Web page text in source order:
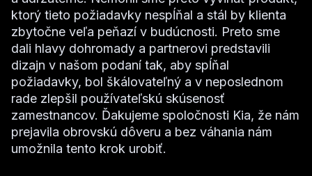
ktorý tieto požiadavky nespĺňal a stál by klienta
zbytočne veľa peňazí v budúcnosti. Preto sme
dali hlavy dohromady a partnerovi predstavili
dizajn v našom podaní tak, aby spĺňal
požiadavky, bol škálovateľný a v neposlednom
rade zlepšil používateľskú skúsenosť
zamestnancov. Ďakujeme spoločnosti Kia, že nám
prejavila obrovskú dôveru a bez váhania nám
umožnila tento krok urobiť.